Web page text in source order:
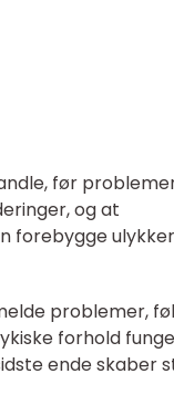
før
og at
forebygge
problemer,
forhold
ende skaber